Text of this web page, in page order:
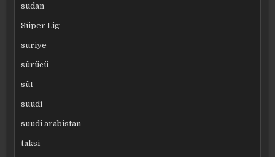
sudan
Süper Lig
suriye
sürücü
süt
suudi
suudi arabistan
taksi